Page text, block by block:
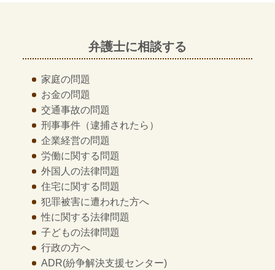
弁護士に相談する
家庭の問題
お金の問題
交通事故の問題
刑事事件 （逮捕されたら）
企業経営の問題
労働に関する問題
外国人の法律問題
住宅に関する問題
犯罪被害に遭われた方へ
性に関する法律問題
子どもの法律問題
行政の方へ
ADR(紛争解決支援センター)